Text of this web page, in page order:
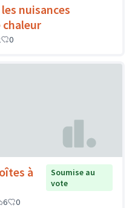
nuisances
0
à
Soumise au
vote
6 0